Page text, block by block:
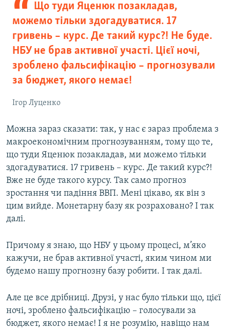
Що туди Яценюк позакладав,
можемо тільки здогадуватися. 17
гривень – курс. Де такий курс?! Не буде.
НБУ не брав активної участі. Цієї ночі,
зроблено фальсифікацію – прогнозували
за бюджет, якого немає!
Ігор Луценко
Можна зараз сказати: так, у нас є зараз проблема з
макроекономічним прогнозуванням, тому що те,
що туди Яценюк позакладав, ми можемо тільки
здогадуватися. 17 гривень – курс. Де такий курс?!
Вже не буде такого курсу. Так само прогноз
зростання чи падіння ВВП. Мені цікаво, як він з
цим вийде. Монетарну базу як розраховано? І так
далі.
Причому я знаю, що НБУ у цьому процесі, м’яко
кажучи, не брав активної участі, яким чином ми
будемо нашу прогнозну базу робити. І так далі.
Але це все дрібниці. Друзі, у нас було тільки що, цієї
ночі, зроблено фальсифікацію – голосували за
бюджет, якого немає! І я не розумію, навіщо нам